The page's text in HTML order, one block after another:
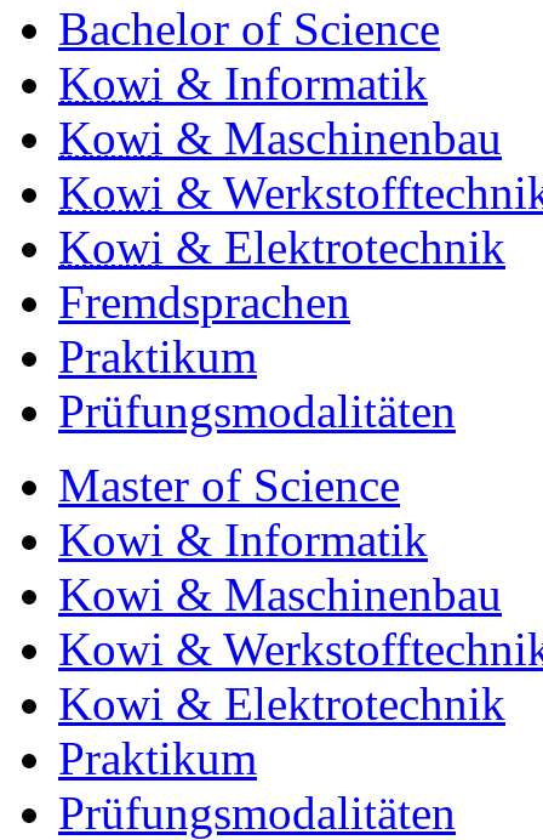
Bachelor of Science
Kowi & Informatik
Kowi & Maschinenbau
Kowi &
Kowi & Elektrotechnik
Fremdsprachen
Praktikum
Prüfungsmodalitäten
Master of Science
Kowi & Informatik
Kowi & Maschinenbau
Kowi &
Kowi & Elektrotechnik
Praktikum
Prüfungsmodalitäten